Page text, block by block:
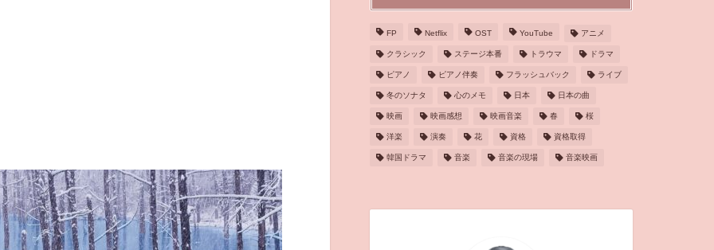
FP Netflix OST YouTube アニメ
クラシック ステージ本番 トラウマ ドラマ
ピアノ ピアノ伴奏 フラッシュバック ライブ
冬のソナタ 心のメモ 日本 日本の曲
映画 映画感想 映画音楽 春 桜
洋楽 演奏 花 資格 資格取得
韓国ドラマ 音楽 音楽の現場 音楽映画